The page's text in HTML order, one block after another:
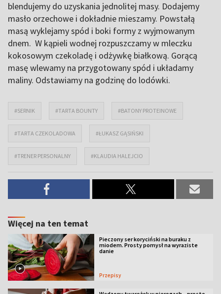
blendujemy do uzyskania jednolitej masy. Dodajemy
masło orzechowe i dokładnie mieszamy. Powstałą
masą wyklejamy spód i boki formy z wyjmowanym
dnem. W kąpieli wodnej rozpuszczamy w mleczku
kokosowym czekoladę i odżywkę białkową. Gorącą
masę wlewamy na przygotowany spód i układamy
maliny. Odstawiamy na godzinę do lodówki.
#SERNIK #TARTA BOUNTY #BATONY PROTEINOWE
#TARTA CZEKOLADOWA #ŁUKASZ GĄSIŃSKI
#TRENER PERSONALNY #KLAUDIA HALEJCIO
Więcej na ten temat
Pieczony ser koryciński na buraku z
miodem. Prosty pomysł na wyraziste
danie
Przepisy